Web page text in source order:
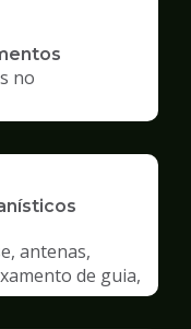
no
antenas,
de guia,